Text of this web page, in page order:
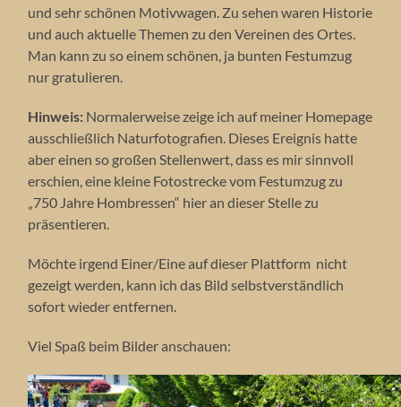
und sehr schönen Motivwagen. Zu sehen waren Historie
und auch aktuelle Themen zu den Vereinen des Ortes.
Man kann zu so einem schönen, ja bunten Festumzug
nur gratulieren.
Hinweis: Normalerweise zeige ich auf meiner Homepage
ausschließlich Naturfotografien. Dieses Ereignis hatte
aber einen so großen Stellenwert, dass es mir sinnvoll
erschien, eine kleine Fotostrecke vom Festumzug zu
„750 Jahre Hombressen“ hier an dieser Stelle zu
präsentieren.
Möchte irgend Einer/Eine auf dieser Plattform nicht
gezeigt werden, kann ich das Bild selbstverständlich
sofort wieder entfernen.
Viel Spaß beim Bilder anschauen: